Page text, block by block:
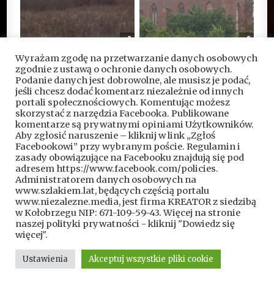
Rycerze – rabusie i ich
zamki na rymańskiej
ziemi
Kaplica templariuszy w
Chwarszczanach Historia,
archeologia, odkrycia
(foto, wideo)
Nawigacja
wpisu
Spotkanie autorskie z Olafem Popkiewiczem →
← Konferencja fundacji „Skryptorium”
Wyrażam zgodę na przetwarzanie danych osobowych
zgodnie z ustawą o ochronie danych osobowych.
Podanie danych jest dobrowolne, ale musisz je podać,
jeśli chcesz dodać komentarz niezależnie od innych
portali społecznościowych. Komentując możesz
skorzystać z narzędzia Facebooka. Publikowane
komentarze są prywatnymi opiniami Użytkowników.
Aby zgłosić naruszenie – kliknij w link „Zgłoś
Facebookowi” przy wybranym poście. Regulamin i
zasady obowiązujące na Facebooku znajdują się pod
adresem https://www.facebook.com/policies.
Administratorem danych osobowych na
www.szlakiem.lat, będących częścią portalu
www.niezalezne.media, jest firma KREATOR z siedzibą
w Kołobrzegu NIP: 671-109-59-43. Więcej na stronie
naszej polityki prywatności - kliknij "Dowiedz się
więcej".
Ustawienia Akceptuj wszystkie pliki cookie